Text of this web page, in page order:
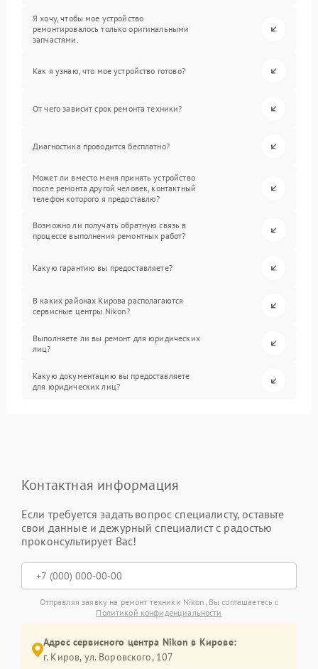
Я хочу, чтобы мое устройство
ремонтировалось только оригинальными
запчастями.
Как я узнаю, что мое устройство готово?
От чего зависит срок ремонта техники?
Диагностика проводится бесплатно?
Может ли вместо меня принять устройство
после ремонта другой человек, контактный
телефон которого я предоставлю?
Возможно ли получать обратную связь в
процессе выполнения ремонтных работ?
Какую гарантию вы предоставляете?
В каких районах Кирова располагаются
сервисные центры Nikon?
Выполняете ли вы ремонт для юридических
лиц?
Какую документацию вы предоставляете
для юридических лиц?
Контактная информация
Если требуется задать вопрос специалисту, оставьте
свои данные и дежурный специалист с радостью
проконсультирует Вас!
Отправляя заявку на ремонт техники Nikon, Вы соглашаетесь с
Политикой конфиденциальности
Адрес сервисного центра Nikon в Кирове:
г. Киров, ул. Воровского, 107